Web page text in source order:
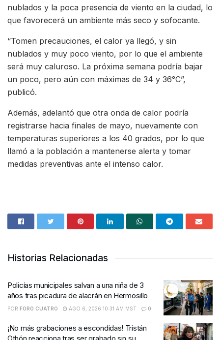
nublados y la poca presencia de viento en la ciudad, lo
que favorecerá un ambiente más seco y sofocante.
“Tomen precauciones, el calor ya llegó, y sin
nublados y muy poco viento, por lo que el ambiente
será muy caluroso. La próxima semana podría bajar
un poco, pero aún con máximas de 34 y 36°C”,
publicó.
Además, adelantó que otra onda de calor podría
registrarse hacia finales de mayo, nuevamente con
temperaturas superiores a los 40 grados, por lo que
llamó a la población a mantenerse alerta y tomar
medidas preventivas ante el intenso calor.
Historias Relacionadas
Policías municipales salvan a una niña de 3
años tras picadura de alacrán en Hermosillo
POR FORO CUATRO AGO 6, 2026 10:31 AM MST 0
¡No más grabaciones a escondidas! Tristán
Othón reacciona tras ser grabado sin su